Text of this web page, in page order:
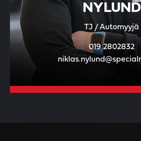
NYLUND
TJ / Automyyjä
019 2802832